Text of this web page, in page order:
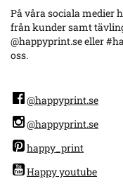
På våra sociala medier
från kunder samt
@happyprint.se eller
oss.
@happyprint.se
@happyprint.se
happy_print
Happy youtube